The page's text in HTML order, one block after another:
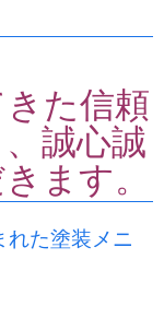
た信頼
誠心誠
ます。
れた塗装メニ